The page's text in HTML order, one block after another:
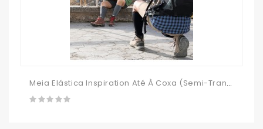
Meia Elástica Inspiration Até À Coxa (Semi-Transparente Com Brilho)